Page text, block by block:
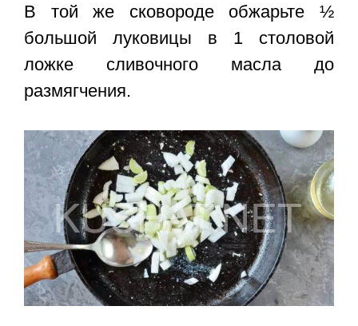
В той же сковороде обжарьте ½
большой луковицы в 1 столовой
ложке сливочного масла до
размягчения.